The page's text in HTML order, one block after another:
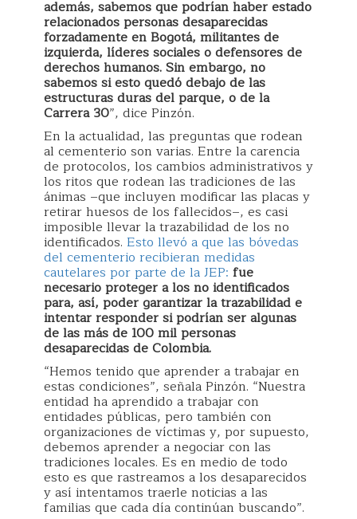
además, sabemos que podrían haber estado
relacionados personas desaparecidas
forzadamente en Bogotá, militantes de
izquierda, líderes sociales o defensores de
derechos humanos.Sin embargo, no
sabemos si esto quedó debajo de las
estructuras duras del parque, o de la
Carrera 30”, dice Pinzón.
En la actualidad, las preguntas que rodean
al cementerio son varias. Entre la carencia
de protocolos, los cambios administrativos y
los ritos que rodean las tradiciones de las
ánimas –que incluyen modificar las placas y
retirar huesos de los fallecidos–, es casi
imposible llevar la trazabilidad de los no
identificados. Esto llevó a que las bóvedas
del cementerio recibieran medidas
cautelares por parte de la JEP: fue
necesario proteger a los no identificados
para, así, poder garantizar la trazabilidad e
intentar responder si podrían ser algunas
de las más de 100 mil personas
desaparecidas de Colombia.
“Hemos tenido que aprender a trabajar en
estas condiciones”, señala Pinzón. “Nuestra
entidad ha aprendido a trabajar con
entidades públicas, pero también con
organizaciones de víctimas y, por supuesto,
debemos aprender a negociar con las
tradiciones locales. Es en medio de todo
esto es que rastreamos a los desaparecidos
y así intentamos traerle noticias a las
familias que cada día continúan buscando”.